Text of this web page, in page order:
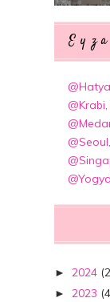
► 2024
► 2023